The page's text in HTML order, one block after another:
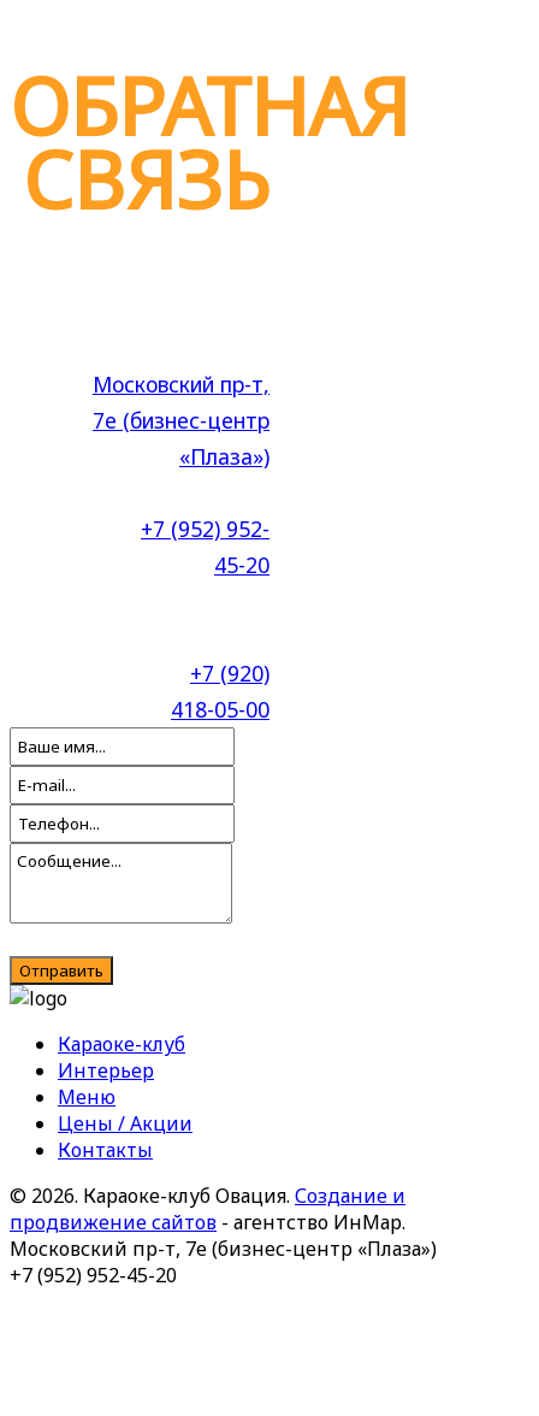
ОБРАТНАЯ
СВЯЗЬ
Московский пр-т,
7е (бизнес-центр
«Плаза»)
+7 (952) 952-
45-20
+7 (920)
418-05-00
Караоке-клуб
Интерьер
Меню
Цены / Акции
Контакты
© 2026. Караоке-клуб Овация. Создание и
продвижение сайтов - агентство ИнМар.
Московский пр-т, 7е (бизнес-центр «Плаза»)
+7 (952) 952-45-20